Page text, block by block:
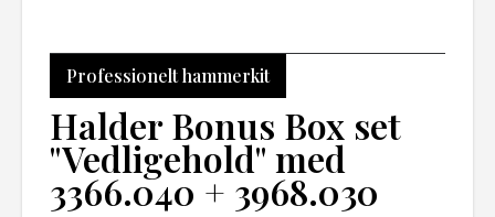
Professionelt hammerkit
Halder Bonus Box set
"Vedligehold" med
3366.040 + 3968.030